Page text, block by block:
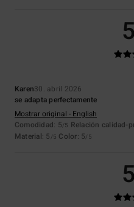
Karen30. abril 2026
se adapta perfectamente
Mostrar original - English
Comodidad: 5/5 Relación calidad-
Material: 5 /5 Color: 5/5